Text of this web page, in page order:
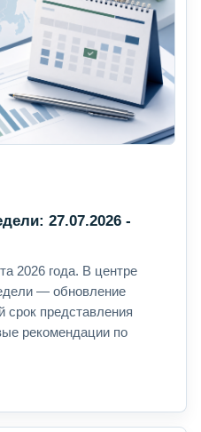
27.07.2026 -
2026 года. В центре
— обновление
представления
рекомендации по